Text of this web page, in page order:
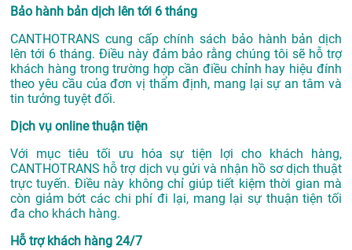
Bảo hành bản dịch lên tới 6 tháng
CANTHOTRANS cung cấp chính sách bảo hành bản dịch
lên tới 6 tháng. Điều này đảm bảo rằng chúng tôi sẽ hỗ trợ
khách hàng trong trường hợp cần điều chỉnh hay hiệu đính
theo yêu cầu của đơn vị thẩm định, mang lại sự an tâm và
tin tưởng tuyệt đối.
Dịch vụ online thuận tiện
Với mục tiêu tối ưu hóa sự tiện lợi cho khách hàng,
CANTHOTRANS hỗ trợ dịch vụ gửi và nhận hồ sơ dịch thuật
trực tuyến. Điều này không chỉ giúp tiết kiệm thời gian mà
còn giảm bớt các chi phí đi lại, mang lại sự thuận tiện tối
đa cho khách hàng.
Hỗ trợ khách hàng 24/7